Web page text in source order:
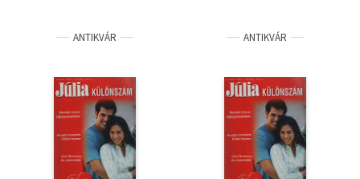
Művészet
Szakkönyv
Szótár, nyelvkönyv
ANTIKVÁR ANTIKVÁR